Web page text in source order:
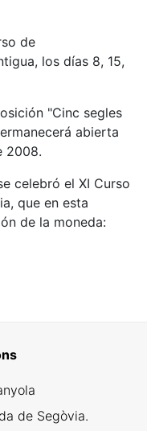
de
los días 8, 15,
"Cinc segles
abierta
2008.
celebró el XI Curso
que en esta
de la moneda:
de Segòvia.